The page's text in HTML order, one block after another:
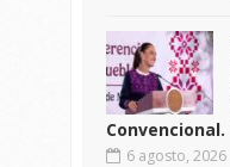
Convencional.
6 agosto, 2026